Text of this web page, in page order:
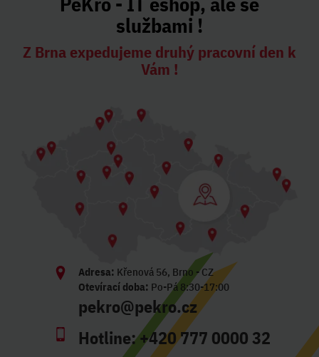
službami !
Z Brna expedujeme druhý pracovní den k
Vám !
Adresa: Křenová 56, Brno - CZ
Otevírací doba: Po-Pá 8:30-17:00
pekro@pekro.cz
Hotline:+420 777 0000 32